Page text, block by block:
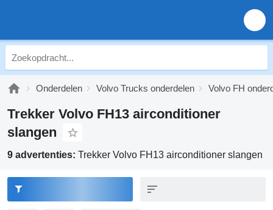
Onderdelen Volvo Trucks onderdelen Volvo FH
Trekker Volvo FH13 airconditioner
slangen
9 advertenties: Trekker Volvo FH13 airconditioner slangen